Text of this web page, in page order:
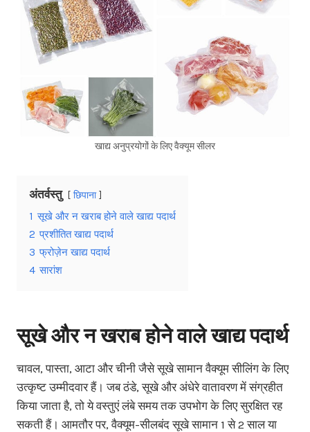
खाद्य अनुप्रयोगों के लिए वैक्यूम सीलर
अंतर्वस्तु छिपाना
1 सूखे और न खराब होने वाले खाद्य पदार्थ
2 प्रशीतित खाद्य पदार्थ
3 फ्रोज़ेन खाद्य पदार्थ
4 सारांश
सूखे और न खराब होने वाले खाद्य पदार्थ
चावल, पास्ता, आटा और चीनी जैसे सूखे सामान वैक्यूम सीलिंग के लिए
उत्कृष्ट उम्मीदवार हैं। जब ठंडे, सूखे और अंधेरे वातावरण में संग्रहीत
किया जाता है, तो ये वस्तुएं लंबे समय तक उपभोग के लिए सुरक्षित रह
सकती हैं। आमतौर पर, वैक्यूम-सीलबंद सूखे सामान 1 से 2 साल या